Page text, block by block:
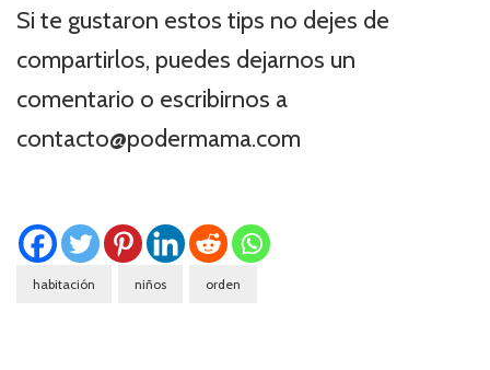
Si te gustaron estos tips no dejes de
compartirlos, puedes dejarnos un
comentario o escribirnos a
contacto@podermama.com
habitación niños orden